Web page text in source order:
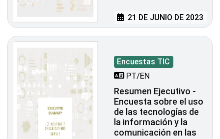
21 DE JUNIO DE 2023
Encuestas TIC
PT/EN
Resumen Ejecutivo -
Encuesta sobre el uso
de las tecnologías de
la información y la
comunicación en las